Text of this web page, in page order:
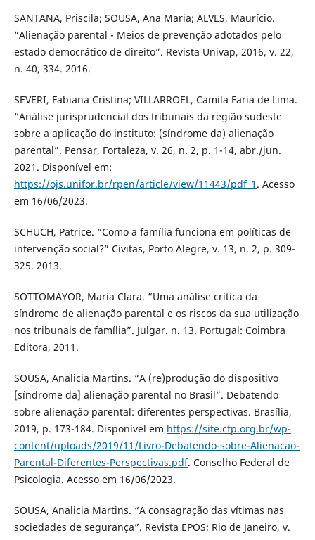
SANTANA, Priscila; SOUSA, Ana Maria; ALVES, Maurício.
“Alienação parental - Meios de prevenção adotados pelo
estado democrático de direito”. Revista Univap, 2016, v. 22,
n. 40, 334. 2016.
SEVERI, Fabiana Cristina; VILLARROEL, Camila Faria de Lima.
“Análise jurisprudencial dos tribunais da região sudeste
sobre a aplicação do instituto: (síndrome da) alienação
parental”. Pensar, Fortaleza, v. 26, n. 2, p. 1-14, abr./jun.
2021. Disponível em:
https://ojs.unifor.br/rpen/article/view/11443/pdf_1 . Acesso
em 16/06/2023.
SCHUCH, Patrice. “Como a família funciona em políticas de
intervenção social?” Civitas, Porto Alegre, v. 13, n. 2, p. 309-
325. 2013.
SOTTOMAYOR, Maria Clara. “Uma análise crítica da
síndrome de alienação parental e os riscos da sua utilização
nos tribunais de família”. Julgar. n. 13. Portugal: Coimbra
Editora, 2011.
SOUSA, Analicia Martins. “A (re)produção do dispositivo
[síndrome da] alienação parental no Brasil”. Debatendo
sobre alienação parental: diferentes perspectivas. Brasília,
2019, p. 173-184. Disponível em https://site.cfp.org.br/wp-
content/uploads/2019/11/Livro-Debatendo-sobre-Alienacao-
Parental-Diferentes-Perspectivas.pdf. Conselho Federal de
Psicologia. Acesso em 16/06/2023.
SOUSA, Analicia Martins. “A consagração das vítimas nas
sociedades de segurança”. Revista EPOS; Rio de Janeiro, v.